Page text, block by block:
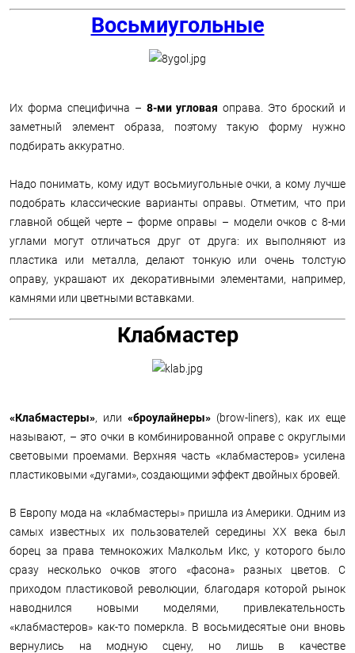
Восьмиугольные
Их форма специфична – 8-ми угловая оправа. Это броский и
заметный элемент образа, поэтому такую форму нужно
подбирать аккуратно.
Надо понимать, кому идут восьмиугольные очки, а кому лучше
подобрать классические варианты оправы. Отметим, что при
главной общей черте – форме оправы – модели очков с 8-ми
углами могут отличаться друг от друга: их выполняют из
пластика или металла, делают тонкую или очень толстую
оправу, украшают их декоративными элементами, например,
камнями или цветными вставками.
Клабмастер
«Клабмастеры», или «броулайнеры»(brow-liners), как их еще
называют, – это очки в комбинированной оправе с округлыми
световыми проемами. Верхняя часть «клабмастеров» усилена
пластиковыми «дугами», создающими эффект двойных бровей.
В Европу мода на «клабмастеры» пришла из Америки. Одним из
самых известных их пользователей середины XX века был
борец за права темнокожих Малкольм Икс, у которого было
сразу несколько очков этого «фасона» разных цветов. С
приходом пластиковой революции, благодаря которой рынок
наводнился новыми моделями, привлекательность
«клабмастеров» как-то померкла. В восьмидесятые они вновь
вернулись на модную сцену, но лишь в качестве